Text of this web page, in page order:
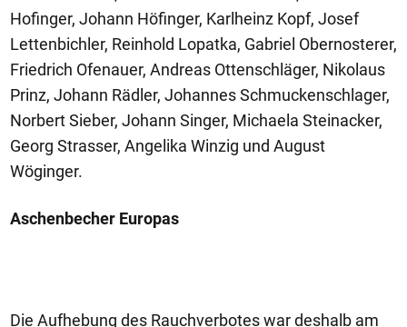
Hofinger, Johann Höfinger, Karlheinz Kopf, Josef
Lettenbichler, Reinhold Lopatka, Gabriel Obernosterer,
Friedrich Ofenauer, Andreas Ottenschläger, Nikolaus
Prinz, Johann Rädler, Johannes Schmuckenschlager,
Norbert Sieber, Johann Singer, Michaela Steinacker,
Georg Strasser, Angelika Winzig und August
Wöginger.
Aschenbecher Europas
Die Aufhebung des Rauchverbotes war deshalb am